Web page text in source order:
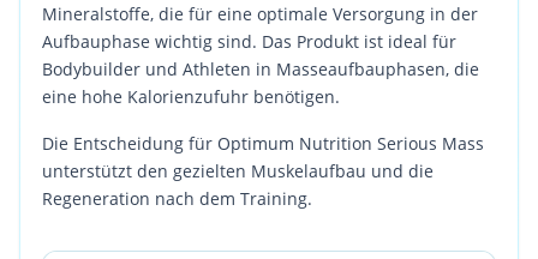
Mineralstoffe, die für eine optimale Versorgung in der
Aufbauphase wichtig sind. Das Produkt ist ideal für
Bodybuilder und Athleten in Masseaufbauphasen, die
eine hohe Kalorienzufuhr benötigen.
Die Entscheidung für Optimum Nutrition Serious Mass
unterstützt den gezielten Muskelaufbau und die
Regeneration nach dem Training.